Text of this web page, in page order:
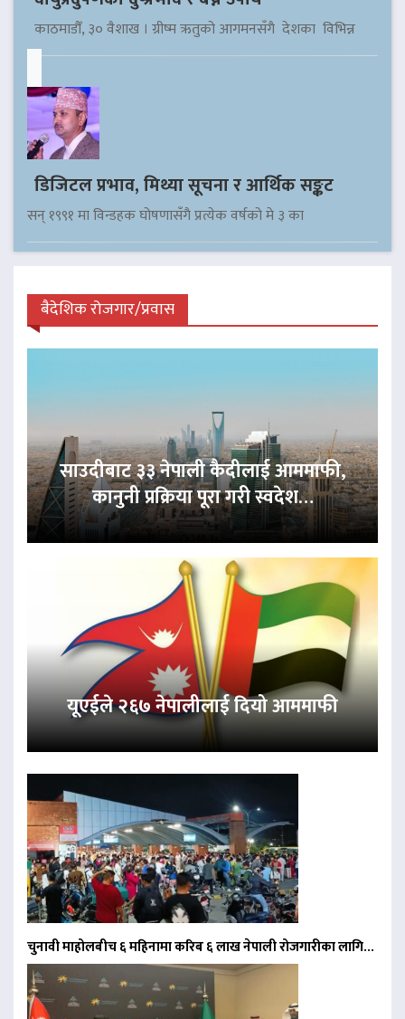
काठमाडौँ, ३० वैशाख । ग्रीष्म ऋतुको आगमनसँगै देशका विभिन्न
डिजिटल प्रभाव, मिथ्या सूचना र आर्थिक सङ्कट
सन् १९९१ मा विन्डहक घोषणासँगै प्रत्येक वर्षको मे ३ का
बैदेशिक रोजगार/प्रवास
साउदीबाट ३३ नेपाली कैदीलाई आममाफी,
कानुनी प्रक्रिया पूरा गरी स्वदेश…
यूएईले २६७ नेपालीलाई दियो आममाफी
चुनावी माहोलबीच ६ महिनामा करिब ६ लाख नेपाली रोजगारीका लागि…